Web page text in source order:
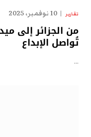
تقارير 10 نوفمبر، 2025
من الجزائر إلى
تُواصل الإبداع
…